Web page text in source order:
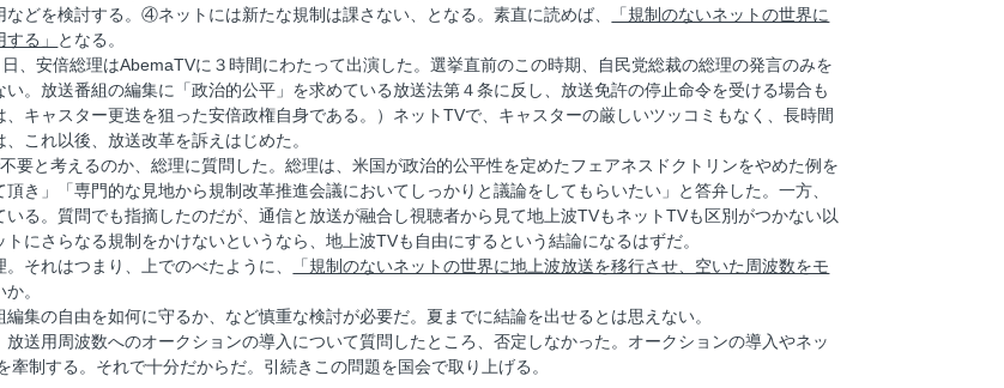
どを検討する。④ネットには新たな規制は課さない、となる。素直に読めば、
「規制のないネットの世界に
る」 となる。
、安倍総理はAbemaTVに３時間にわたって出演した。選挙直前のこの時期、自民党総裁の総理の発言のみを
。放送番組の編集に「政治的公平」を求めている放送法第４条に反し、放送免許の停止命令を受ける場合も
キャスター更迭を狙った安倍政権自身である。）ネットTVで、キャスターの厳しいツッコミもなく、長時間
これ以後、放送改革を訴えはじめた。
要と考えるのか、総理に質問した。総理は、米国が政治的公平性を定めたフェアネスドクトリンをやめた例を
き」「専門的な見地から規制改革推進会議においてしっかりと議論をしてもらいたい」と答弁した。一方、
る。質問でも指摘したのだが、通信と放送が融合し視聴者から見て地上波TVもネットTVも区別がつかない以
にさらなる規制をかけないというなら、地上波TVも自由にするという結論になるはずだ。
それはつまり、上でのべたように、
「規制のないネットの世界に地上波放送を移行させ、空いた周波数をモ
。
集の自由を如何に守るか、など慎重な検討が必要だ。夏までに結論を出せるとは思えない。
送用周波数へのオークションの導入について質問したところ、否定しなかった。オークションの導入やネッ
制する。それで十分だからだ。引続きこの問題を国会で取り上げる。